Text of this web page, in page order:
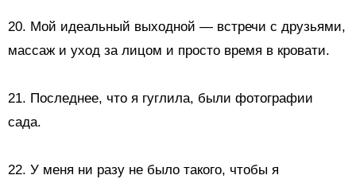
20. Мой идеальный выходной — встречи с друзьями,
массаж и уход за лицом и просто время в кровати.
21. Последнее, что я гуглила, были фотографии
сада.
22. У меня ни разу не было такого, чтобы я